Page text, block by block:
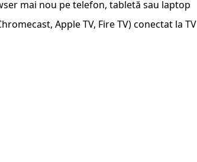
mai nou pe telefon, tabletă sau laptop
Apple TV, Fire TV) conectat la TV